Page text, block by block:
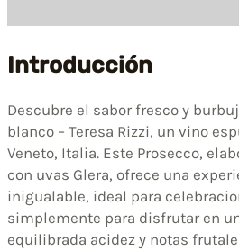
Introducción
Descubre el sabor fresco y
blanco – Teresa Rizzi, un vino
Veneto, Italia. Este Prosecco,
con uvas Glera, ofrece una
inigualable, ideal para
simplemente para disfrutar en
equilibrada acidez y notas